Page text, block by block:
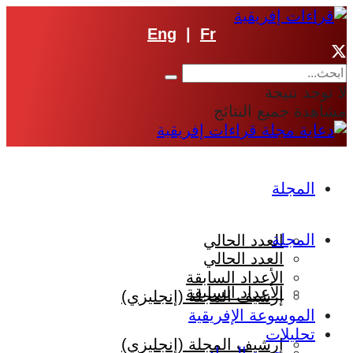
Eng Fr
لا توجد نتيجة
مشاهدة جميع النتائج
المجلة
العدد الحالي
الأعداد السابقة
إرشيف المجلة (إنجليزي)
المجلة
العدد الحالي
الأعداد السابقة
إرشيف المجلة (إنجليزي)
الموسوعة الإفريقية
تحليلات